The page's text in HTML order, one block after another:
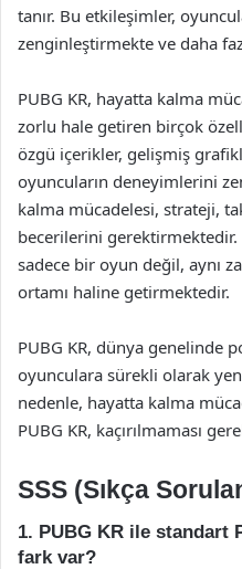
tanır. Bu etkileşimler,
zenginleştirmekte ve daha
PUBG KR, hayatta kalma
zorlu hale getiren birçok
özgü içerikler, gelişmiş
oyuncuların deneyimlerini
kalma mücadelesi, strateji,
becerilerini gerektirmektedir.
sadece bir oyun değil, aynı
ortamı haline getirmektedir.
PUBG KR, dünya genelinde
oyunculara sürekli olarak
nedenle, hayatta kalma
PUBG KR, kaçırılmaması
SSS (Sıkça
1. PUBG KR ile standart
fark var?